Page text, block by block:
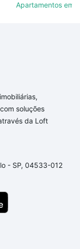
salão de
4 suites à
SP?
você, com
em Retiro São
de R$ 0 e
imobiliário as
envolvidos no
portal quanto
sonhos com
até as
Apartamentos em
soluções
da Loft
- SP, 04533-012